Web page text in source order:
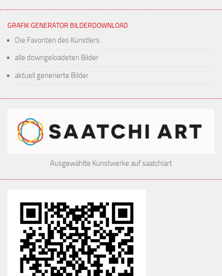
GRAFIK GENERATOR BILDERDOWNLOAD
Die Favoriten des Künstlers
alle downgeloadeten Bilder
aktuell generierte Bilder
Ausgewählte Kunstwerke auf saatchiart